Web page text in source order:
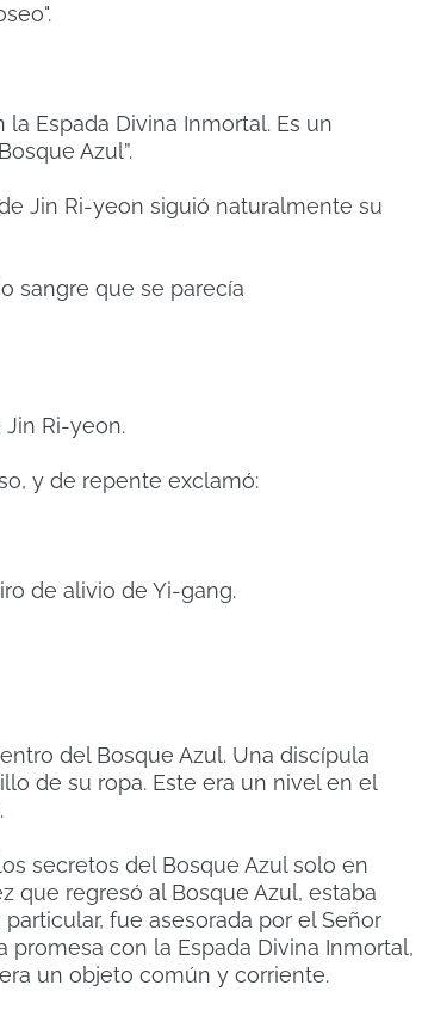
Espada Divina Inmortal. Es un
Azul”.
Jin Ri-yeon siguió naturalmente su
sangre que se parecía
Ri-yeon.
y de repente exclamó:
de alivio de Yi-gang.
del Bosque Azul. Una discípula
de su ropa. Este era un nivel en el
secretos del Bosque Azul solo en
que regresó al Bosque Azul, estaba
fue asesorada por el Señor
con la Espada Divina Inmortal,
un objeto común y corriente.